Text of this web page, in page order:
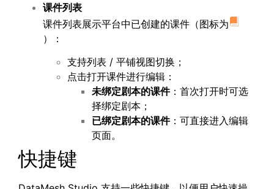
课件列表
课件列表展示平台中已创建的课件（图标为
）：
支持列表 / 平铺视图切换；
点击打开课件进行编辑：
未绑定剧本的课件：首次打开时可选
择绑定剧本；
已绑定剧本的课件：可直接进入编辑
页面。
快捷键